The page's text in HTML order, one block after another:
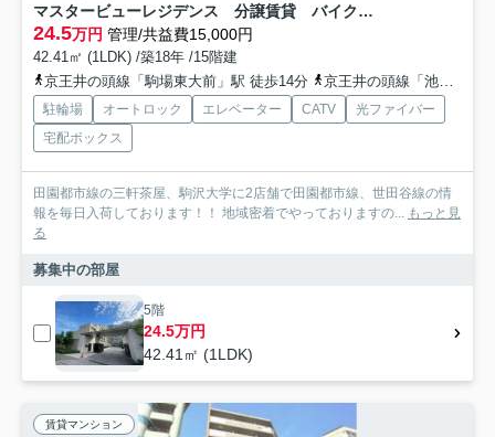
マスタービューレジデンス 分譲賃貸 バイク置き場 高層階
24.5万円 管理/共益費15,000円
42.41㎡ (1LDK) /築18年 /15階建
京王井の頭線「駒場東大前」駅 徒歩14分
京王井の頭線「池ノ上」駅 徒歩17分
駐輪場 オートロック エレベーター CATV
光ファイバー
宅配ボックス
田園都市線の三軒茶屋、駒沢大学に2店舗で田園都市線、世田谷線の情
報を毎日入荷しております！！ 地域密着でやっておりますの... もっと見
る
募集中の部屋
5階
24.5万円
42.41㎡ (1LDK)
賃貸マンション